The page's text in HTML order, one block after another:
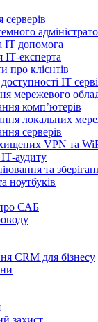
серверів
ІТ допомога
ІТ-експерта
про клієнтів
ІТ
мережевого
комп’ютерів
локальних
серверів
VPN та
аудиту
та
ноутбуків
САБ
CRM для бізнесу
захист